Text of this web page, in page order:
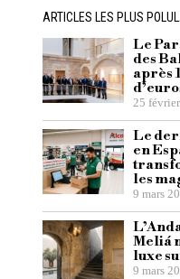
ARTICLES LES PLUS
Le
des
après
25
Le
en
les
9 mars
Meliá
luxe
9 mars